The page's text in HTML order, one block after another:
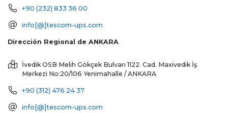
+90 (232) 833 36 00
info[@]tescom-ups.com
Dirección Regional de ANKARA
İvedik OSB Melih Gökçek Bulvarı 1122. Cad. Maxivedik İş
Merkezi No:20/106 Yenimahalle / ANKARA
+90 (312) 476 24 37
info[@]tescom-ups.com